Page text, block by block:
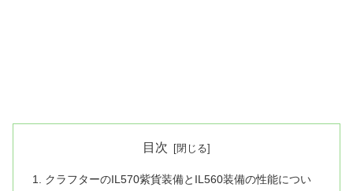
目次
クラフターのIL570紫貨装備とIL560装備の性能につい